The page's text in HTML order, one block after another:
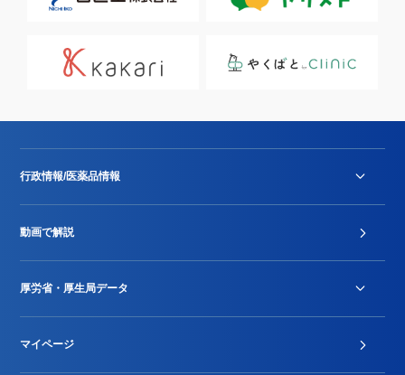
行政情報/医薬品情報
Stu-GEレポート
動画で解説
厚労省・厚生局データ
マイページ